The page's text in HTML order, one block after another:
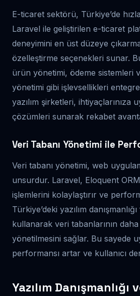
E-ticaret sektörü, Türkiye’de
Laravel ile geliştirilen e-ticaret
deneyimini en üst düzeye
özelleştirme seçenekleri sunar.
ürün yönetimi, ödeme sistemleri
yönetimi gibi işlevsellikleri
yazılım şirketleri, ihtiyaçlarınıza
çözümleri sunarak rekabet
Veri Tabanı Yönetimi ile
Veri tabanı yönetimi, web
unsurdur. Laravel, Eloquent
işlemlerini kolaylaştırır ve
Türkiye’deki yazılım
kullanarak veri tabanlarının
yönetilmesini sağlar. Bu sayede
performansı artar ve kullanıcı
Yazılım Danışmanlığı